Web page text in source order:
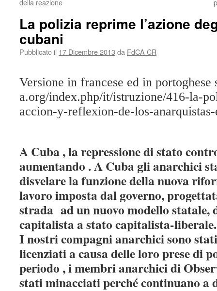
della reazione
La polizia reprime l’azione
cubani
Pubblicato il 17 Dicembre 2013 da FdCA CR
Versione in francese ed in
a.org/index.php/it/istruzione/416-la-
accion-y-reflexion-de-los-
A Cuba , la repressione di stato
aumentando . A Cuba gli anarchici
disvelare la funzione della nuova
lavoro imposta dal governo,
strada ad un nuovo modello statale,
capitalista a stato capitalista-liberale.
I nostri compagni anarchici sono
licenziati a causa delle loro prese di
periodo , i membri anarchici di
stati minacciati perché continuano a